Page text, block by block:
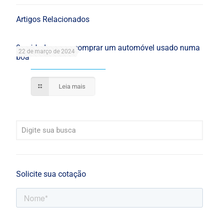
Artigos Relacionados
22 de março de 2024
9 cuidados para comprar um automóvel usado numa
boa
Leia mais
Solicite sua cotação